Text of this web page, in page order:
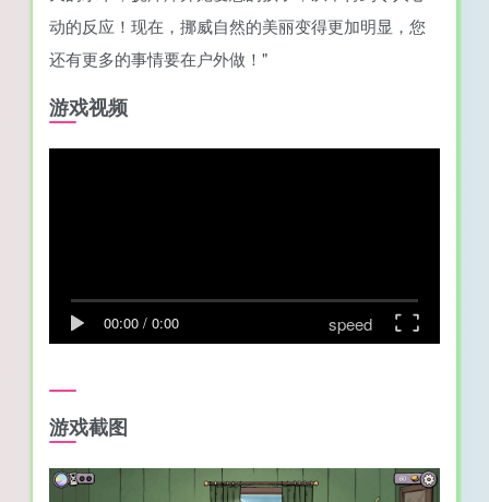
动的反应！现在，挪威自然的美丽变得更加明显，您
还有更多的事情要在户外做！"
游戏视频
00:00 / 0:00 speed
游戏截图